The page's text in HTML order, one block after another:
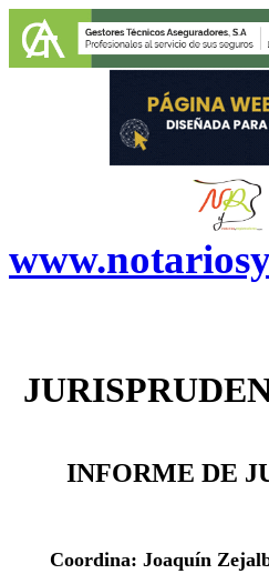
INFORME DE
Coordina: Joaquín